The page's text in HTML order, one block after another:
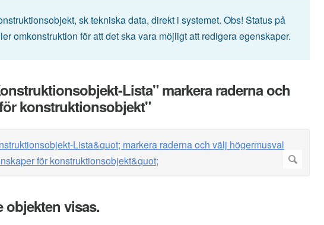
sk tekniska data, direkt i systemet. Obs! Status på
omkonstruktion för att det ska vara möjligt att redigera egenskaper.
Lista" markera raderna och
konstruktionsobjekt"
objekten visas.